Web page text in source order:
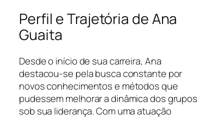
Perfil e Trajetória de Ana
Guaita
Desde o início de sua carreira, Ana
destacou-se pela busca constante por
novos conhecimentos e métodos que
pudessem melhorar a dinâmica dos grupos
sob sua liderança. Com uma atuação